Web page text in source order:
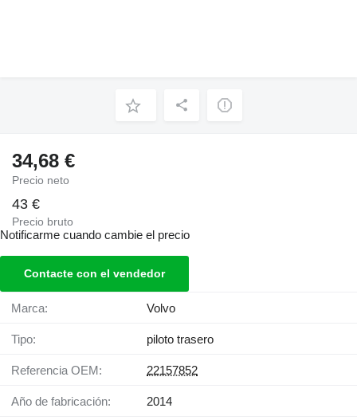
34,68 €
Precio neto
43 €
Precio bruto
Notificarme cuando cambie el precio
Contacte con el vendedor
Marca: Volvo
Tipo: piloto trasero
Referencia OEM: 22157852
Año de fabricación: 2014